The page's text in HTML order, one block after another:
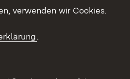
verwenden wir Cookies.
.